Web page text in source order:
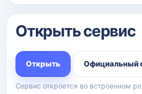
Открыть сервис
Открыть Официальный
Сервис откроется во встроенном